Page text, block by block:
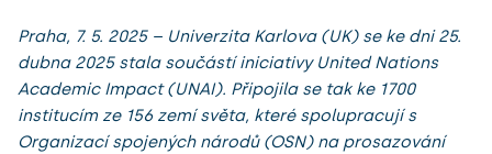
Praha, 7. 5. 2025 – Univerzita Karlova (UK) se ke dni 25.
dubna 2025 stala součástí iniciativy United Nations
Academic Impact (UNAI). Připojila se tak ke 1700
institucím ze 156 zemí světa, které spolupracují s
Organizací spojených národů (OSN) na prosazování